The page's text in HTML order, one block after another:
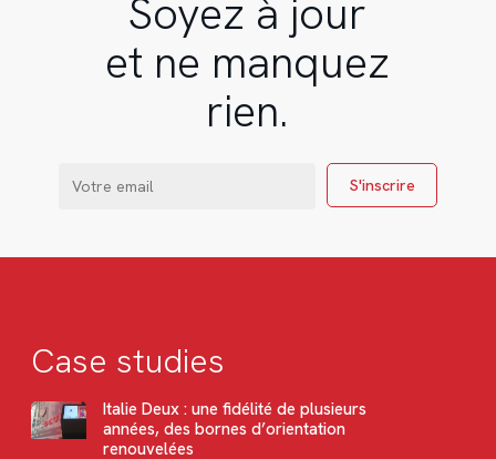
Soyez à jour
et ne manquez
rien.
Case studies
Italie Deux : une fidélité de plusieurs
années, des bornes d’orientation
renouvelées